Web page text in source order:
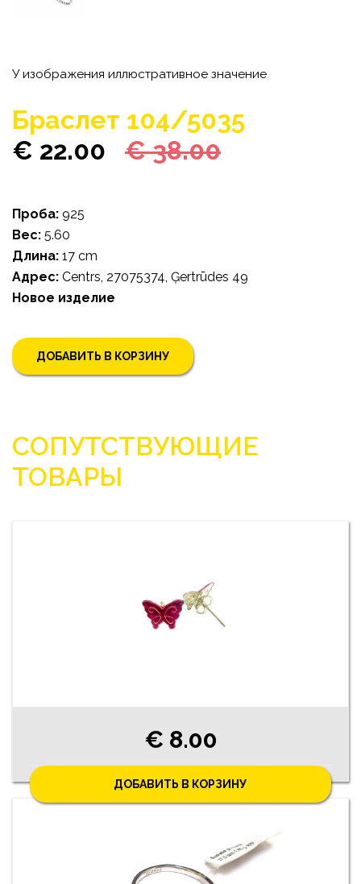
У изображения иллюстративное значение
Браслет 104/5035
€ 22.00 € 38.00
Проба: 925
Bес: 5.60
Длина: 17 cm
Адрес: Centrs, 27075374, Ģertrūdes 49
Новoe изделие
ДОБАВИТЬ В КОРЗИНУ
СОПУТСТВУЮЩИЕ
ТОВАРЫ
€ 8.00
ДОБАВИТЬ В КОРЗИНУ